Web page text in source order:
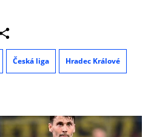
Česká liga Hradec Králové